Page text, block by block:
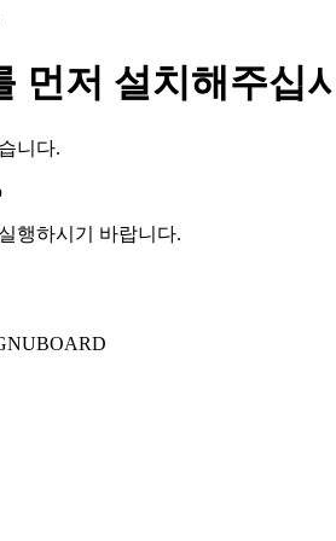
먼저 설치해주십
니다.
행하시기 바랍니다.